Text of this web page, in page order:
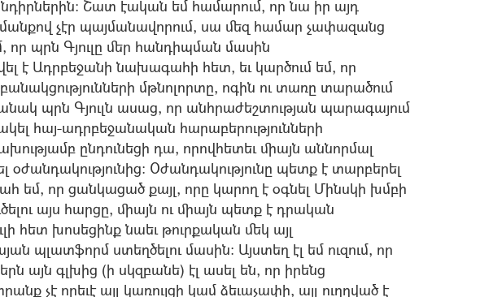
խնդիրներին: Շատ էական եմ համարում, որ նա իր այդ
չէր պայմանավորում, սա մեզ համար չափազանց
որ պրն Գյուլը մեր հանդիպման մասին
է Ադրբեջանի նախագահի հետ, եւ կարծում եմ, որ
մթնոլորտը, ոգին ու տառը տարածում
պրն Գյուլն ասաց, որ անհրաժեշտության պարագայում
հայ-ադրբեջանական հարաբերությունների
ընդունեցի դա, որովհետեւ միայն աննորմալ
օժանդակությունից: Օժանդակությունը պետք է տարբերել
եմ, որ ցանկացած քայլ, որը կարող է օգնել Մինսկի խմբի
այս հարցը, միայն ու միայն պետք է դրական
հետ խոսեցինք նաեւ թուրքական մեկ այլ
պլատֆորմ ստեղծելու մասին: Այստեղ էլ եմ ուզում, որ
այն գլխից (ի սկզբանե) էլ ասել են, որ իրենց
չէ որեւէ այլ կառույցի կամ ձեւաչափի, այլ ուղղված է